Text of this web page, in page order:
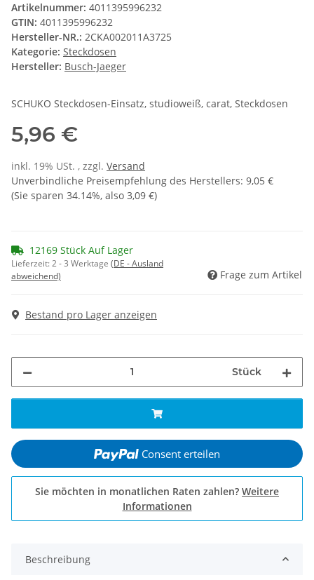
Artikelnummer: 4011395996232
GTIN: 4011395996232
Hersteller-NR.: 2CKA002011A3725
Kategorie: Steckdosen
Hersteller: Busch-Jaeger
SCHUKO Steckdosen-Einsatz, studioweiß, carat, Steckdosen
5,96 €
inkl. 19% USt. , zzgl. Versand
Unverbindliche Preisempfehlung des Herstellers: 9,05 €
(Sie sparen 34.14%, also 3,09 €)
12169 Stück Auf Lager
Lieferzeit:2 - 3 Werktage (DE - Ausland
abweichend)
Frage zum Artikel
Bestand pro Lager anzeigen
Stück
Consent erteilen
Sie möchten in monatlichen Raten zahlen? Weitere
Informationen
Beschreibung